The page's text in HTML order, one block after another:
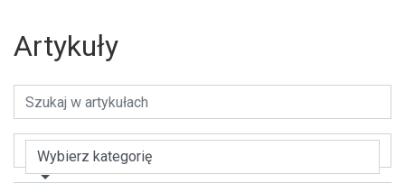
Artykuły
Wybierz kategorię